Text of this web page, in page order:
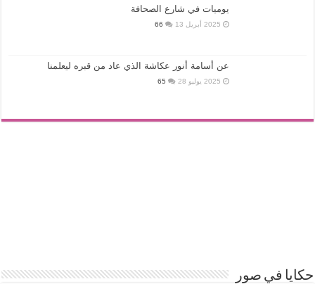
يوميات في شارع الصحافة
2025 أبريل 13 66
عن أسامة أنور عكاشة الذي عاد من قبره ليعلمنا
2025 يوليو 28 65
حكايا في صور